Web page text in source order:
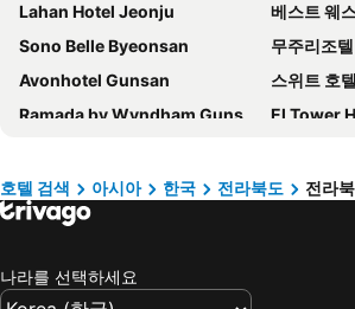
Lahan Hotel Jeonju
베스트 웨
Sono Belle Byeonsan
무주리조텔
Avonhotel Gunsan
스위트 호
Ramada by Wyndham Gunsan
El Tower
Wellpark Hotel Gochang
한옥혜윰
차칸호텔
군산 라시에스타 호텔
호텔 검색 아시아 한국 전라북도 전라
나라를 선택하세요